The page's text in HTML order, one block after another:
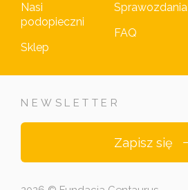
Nasi
podopieczni
Sklep
Sprawozdania
FAQ
NEWSLETTER
Zapisz się